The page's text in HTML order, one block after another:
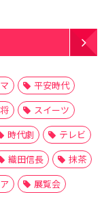
平安時代
スイーツ
時代劇
テレビ
織田信長
抹茶
展覧会